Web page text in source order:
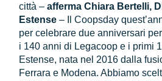
città –afferma Chiara Bertelli,
Estense– Il Coopsday
per celebrare due anniversari
i 140 anni di Legacoop e i primi
Estense, nata nel 2016 dalla
Ferrara e Modena. Abbiamo